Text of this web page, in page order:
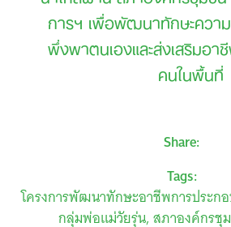
การฯ เพื่อพัฒนาทักษะควา
พึ่งพาตนเองและส่งเสริมอา
คนในพื้นที่
Share:
Tags:
โครงการพัฒนาทักษะอาชีพการประก
กลุ่มพ่อแม่วัยรุ่น สภาองค์กรชุ